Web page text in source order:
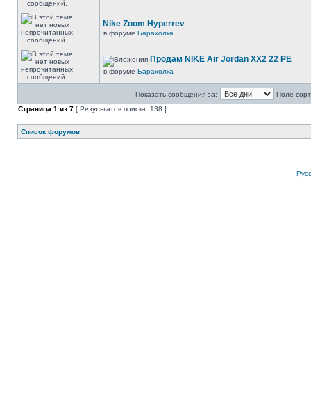
Nike Zoom Hyperrev
в форуме Барахолка
Продам NIKE Air Jordan XX2 22 PE
в форуме Барахолка
Показать сообщения за:
Поле
Страница 1 из 7 [ Результатов поиска: 138 ]
Список форумов